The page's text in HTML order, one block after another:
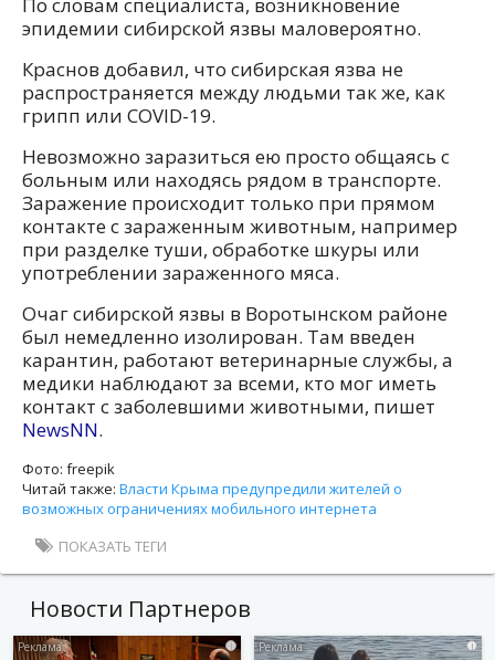
По словам специалиста, возникновение
эпидемии сибирской язвы маловероятно.
Краснов добавил, что сибирская язва не
распространяется между людьми так же, как
грипп или COVID-19.
Невозможно заразиться ею просто общаясь с
больным или находясь рядом в транспорте.
Заражение происходит только при прямом
контакте с зараженным животным, например
при разделке туши, обработке шкуры или
употреблении зараженного мяса.
Очаг сибирской язвы в Воротынском районе
был немедленно изолирован. Там введен
карантин, работают ветеринарные службы, а
медики наблюдают за всеми, кто мог иметь
контакт с заболевшими животными, пишет
NewsNN.
Фото: freepik
Читай также: Власти Крыма предупредили жителей о
возможных ограничениях мобильного интернета
ПОКАЗАТЬ ТЕГИ
Новости Партнеров
i i